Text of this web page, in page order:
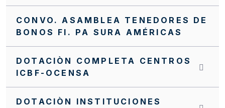
CONVO. ASAMBLEA TENEDORES DE
BONOS FI. PA SURA AMÉRICAS
DOTACIÒN COMPLETA CENTROS
ICBF-OCENSA
DOTACIÒN INSTITUCIONES